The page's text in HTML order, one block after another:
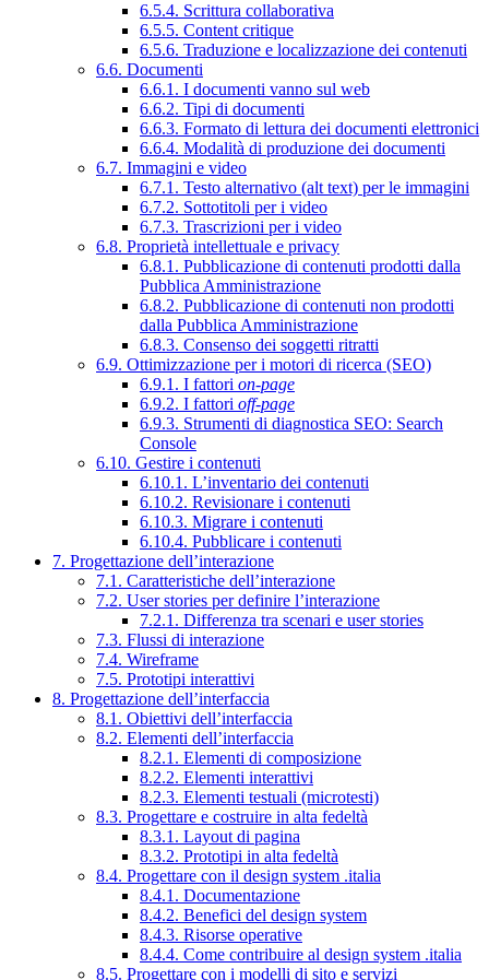
6.5.4. Scrittura collaborativa
6.5.5. Content critique
6.5.6. Traduzione e localizzazione dei contenuti
6.6. Documenti
6.6.1. I documenti vanno sul web
6.6.2. Tipi di documenti
6.6.3. Formato di lettura dei documenti elettronici
6.6.4. Modalità di produzione dei documenti
6.7. Immagini e video
6.7.1. Testo alternativo (alt text) per le immagini
6.7.2. Sottotitoli per i video
6.7.3. Trascrizioni per i video
6.8. Proprietà intellettuale e privacy
6.8.1. Pubblicazione di contenuti prodotti dalla
Pubblica Amministrazione
6.8.2. Pubblicazione di contenuti non prodotti
dalla Pubblica Amministrazione
6.8.3. Consenso dei soggetti ritratti
6.9. Ottimizzazione per i motori di ricerca (SEO)
6.9.1. I fattori on-page
6.9.2. I fattori off-page
6.9.3. Strumenti di diagnostica SEO: Search
Console
6.10. Gestire i contenuti
6.10.1. L’inventario dei contenuti
6.10.2. Revisionare i contenuti
6.10.3. Migrare i contenuti
6.10.4. Pubblicare i contenuti
7. Progettazione dell’interazione
7.1. Caratteristiche dell’interazione
7.2. User stories per definire l’interazione
7.2.1. Differenza tra scenari e user stories
7.3. Flussi di interazione
7.4. Wireframe
7.5. Prototipi interattivi
8. Progettazione dell’interfaccia
8.1. Obiettivi dell’interfaccia
8.2. Elementi dell’interfaccia
8.2.1. Elementi di composizione
8.2.2. Elementi interattivi
8.2.3. Elementi testuali (microtesti)
8.3. Progettare e costruire in alta fedeltà
8.3.1. Layout di pagina
8.3.2. Prototipi in alta fedeltà
8.4. Progettare con il design system .italia
8.4.1. Documentazione
8.4.2. Benefici del design system
8.4.3. Risorse operative
8.4.4. Come contribuire al design system .italia
8.5. Progettare con i modelli di sito e servizi